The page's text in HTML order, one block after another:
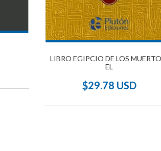
LIBRO EGIPCIO DE LOS
EL
$29.78 USD